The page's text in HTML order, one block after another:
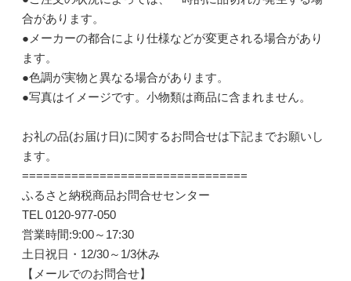
合があります。
●メーカーの都合により仕様などが変更される場合があり
ます。
●色調が実物と異なる場合があります。
●写真はイメージです。小物類は商品に含まれません。
お礼の品(お届け日)に関するお問合せは下記までお願いし
ます。
================================
ふるさと納税商品お問合せセンター
TEL 0120-977-050
営業時間:9:00～17:30
土日祝日・12/30～1/3休み
【メールでのお問合せ】